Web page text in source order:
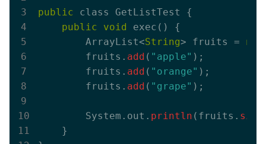
public class GetListTest {
public
void
exec() {
        ArrayList<
String> fruits = new
        fruits.
add ( "apple" );
        fruits.
add ( "orange" );
        fruits.
add ( "grape" );
        System.out.
println (fruits. size
    }